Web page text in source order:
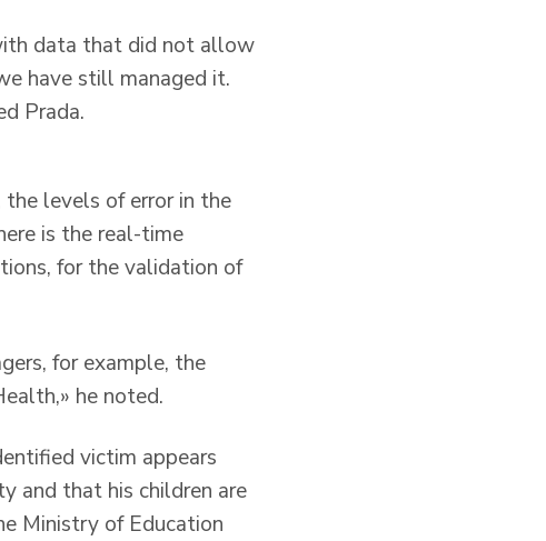
data that did not allow
have still managed it.
Prada.
levels of error in the
is the real-time
for the validation of
for example, the
he noted.
victim appears
and that his children are
Ministry of Education